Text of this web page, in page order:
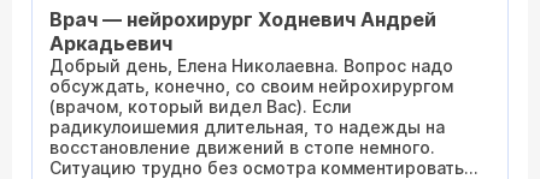
Предлагают операцию, стоит ли соглашаться,
если отказаться от операции, то возможно ли
в дальнейшем ухудшение ситуации?
Врач — нейрохирург Ходневич Андрей
Аркадьевич
Добрый день, Елена Николаевна. Вопрос надо
обсуждать, конечно, со своим нейрохирургом
(врачом, который видел Вас). Если
радикулоишемия длительная, то надежды на
восстановление движений в стопе немного.
Ситуацию трудно без осмотра комментировать...